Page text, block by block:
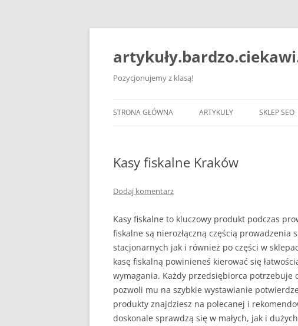
Pozycjonujemy z klasą!
STRONA GŁÓWNA ARTYKULY SKLEP SEO
Kasy fiskalne Kraków
Dodaj komentarz
Kasy fiskalne to kluczowy produkt podczas
fiskalne są nierozłączną częścią prowadzenia
stacjonarnych jak i również po części w
kasę fiskalną powinieneś kierować się
wymagania. Każdy przedsiębiorca potrzebuje
pozwoli mu na szybkie wystawianie
produkty znajdziesz na polecanej i
doskonale sprawdzą się w małych, jak i